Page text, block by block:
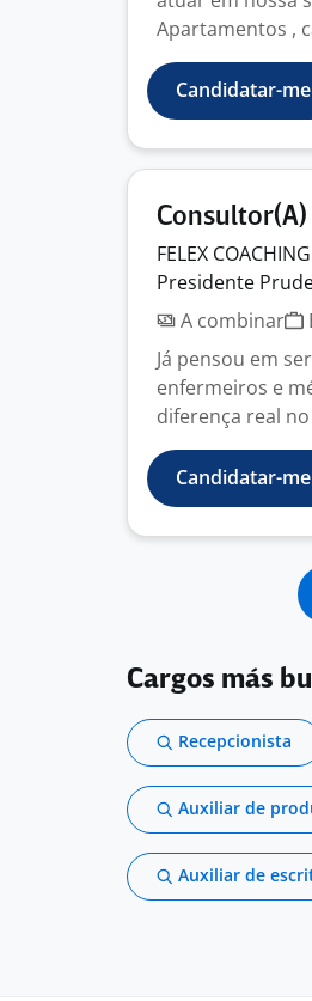
Apartamentos ,
Candidatar-me
FELEX
Presidente
A combinar
Já pensou em
enfermeiros e
diferença real
Candidatar-me
Cargos más
Recepcionista
Auxiliar de
Auxiliar de